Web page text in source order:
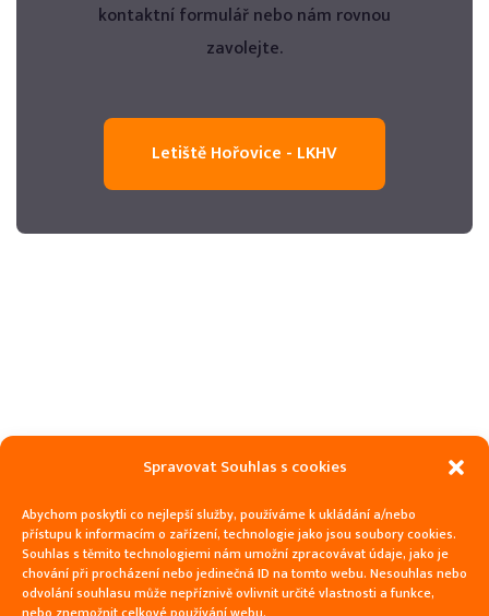
Spravovat Souhlas s cookies
Abychom poskytli co nejlepší služby, používáme k ukládání a/nebo
přístupu k informacím o zařízení, technologie jako jsou soubory cookies.
Souhlas s těmito technologiemi nám umožní zpracovávat údaje, jako je
chování při procházení nebo jedinečná ID na tomto webu. Nesouhlas nebo
odvolání souhlasu může nepříznivě ovlivnit určité vlastnosti a funkce,
kontaktní formulář nebo nám rovnou
zavolejte.
Letiště Hořovice - LKHV